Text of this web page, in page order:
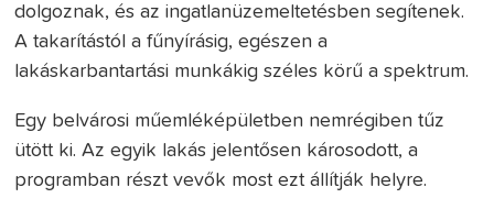
dolgoznak, és az ingatlanüzemeltetésben segítenek.
A takarítástól a fűnyírásig, egészen a
lakáskarbantartási munkákig széles körű a spektrum.
Egy belvárosi műemléképületben nemrégiben tűz
ütött ki. Az egyik lakás jelentősen károsodott, a
programban részt vevők most ezt állítják helyre.